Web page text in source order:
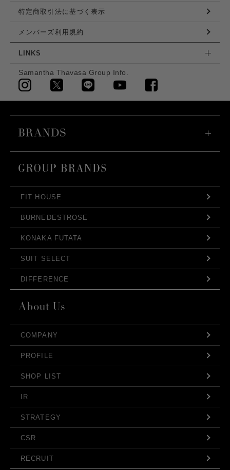
特定商取引法に基づく表示
メンバーズ利用規約
LINKS
Samantha Thavasa Group Info.
FIT HOUSE
BURNEDESTROSE
KONAKA FUTATA
SUIT SELECT
DIFFERENCE
COMPANY
PROFILE
SHOP LIST
IR
STRATEGY
CSR
RECRUIT